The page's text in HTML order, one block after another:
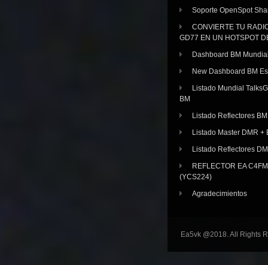
Soporte OpenSpot
CONVIERTE TU
GD77 EN UN HOTSPOT
Dashboard BM
New Dashboard BM
Listado Mundial
BM
Listado Reflectores BM
Listado Master DMR +
Listado Reflectores
REFLECTOR EA
(YCS224)
Agradecimientos
Ea5vk @2018. All Rights